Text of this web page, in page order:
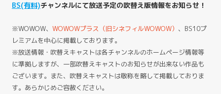
BS(有料)チャンネルにて放送予定の吹替え版情報をお知らせ！
※WOWOW、 WOWOWプラス（旧シネフィルWOWOW） 、BS10プ
レミアムを中心に掲載しております。
※放送情報・吹替えキャストは各チャンネルのホームページ情報等
に準拠しますが、一部吹替えキャストのお知らせが出来ない作品も
ございます。また、吹替えキャストは敬称を略して掲載しておりま
す。あらかじめご容赦ください。